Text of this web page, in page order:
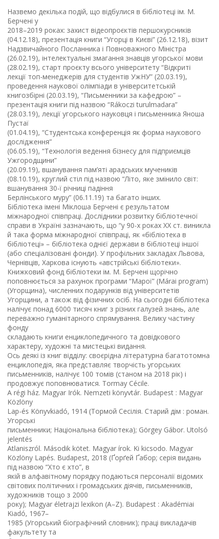
Назвемо декілька подій, що відбулися в бібліотеці ім. М.
Берчені у
2018–2019 роках: захист відеопроєктів першокурсників
(04.12.18), презентація книги “Угорці в Києві” (26.12.18), візит
Надзвичайного Посланника і Повноважного Міністра
(26.02.19), інтелектуальні змагання знавців угорської мови
(28.02.19), старт проєкту всього університету “Відкриті
лекції топ-менеджерів для студентів УжНУ” (20.03.19),
проведення наукової олімпіади в університетській
книгозбірні (20.03.19), “Письменники за кафедрою” –
презентація книги під назвою “Rákoczi turulmadara”
(28.03.19), лекції угорського науковця і письменника Яноша
Пустаї
(01.04.19), “Студентська конференція як форма наукового
дослідження”
(06.05.19), “Технологія ведення бізнесу для підприємців
Ужгородщини”
(20.09.19), вшанування пам’яті арадських мучеників
(08.10.19), круглий стіл під назвою “Літо, яке змінило світ:
вшанування 30-ї річниці падіння
Берлінського муру” (06.11.19) та багато інших.
Бібліотека імені Міклоша Берчені є результатом
міжнародної співпраці. Дослідники розвитку бібліотечної
справи в Україні зазначають, що “у 90-х роках ХХ ст. виникла
й така форма міжнародної співпраці, як «бібліотека в
бібліотеці» – бібліотека однієї держави в бібліотеці іншої
(або спеціалізовані фонди). У профільних закладах Львова,
Чернівців, Харкова існують «австрійські бібліотеки».
Книжковий фонд бібліотеки ім. М. Берчені щорічно
поповнюється за рахунок програми “Марої” (Márai program)
(Угорщина), численних подарунків від університетів
Угорщини, а також від фізичних осіб. На сьогодні бібліотека
налічує понад 6000 тисяч книг з різних галузей знань, але
переважно гуманітарного спрямування. Велику частину
фонду
складають книги енциклопедичного та довідкового
характеру, художні та мистецькі видання.
Ось деякі із книг відділу: своєрідна літературна багатотомна
енциклопедія, яка представляє творчість угорських
письменників, налічує 100 томів (станом на 2018 рік) і
продовжує поповнюватися. Tormay Cécile.
A régi ház. Magyar Irók. Nemzeti könyvtár. Budapest : Magyar
Közlöny
Lap-és Könyvkiadó, 1914 (Тормой Сесілія. Старий дім : роман.
Угорські
письменники; Національна бібліотека); Görgey Gábor. Utolsó
jelentés
Atlaniszról. Második kötet. Magyar írok. Ki kicsodo. Magyar
Közlöny Lapés. Budapest, 2018 (Ґорґей Ґабор; серія видань
під назвою “Хто є хто”, в
якій в алфавітному порядку подаються персоналії відомих
світових політичних і громадських діячів, письменників,
художників тощо з 2000
року); Magyar életrajzi lexikon (A–Z). Budapest : Akadémiai
Kiadó, 1967–
1985 (Угорський біографічний словник); праці викладачів
факультету та